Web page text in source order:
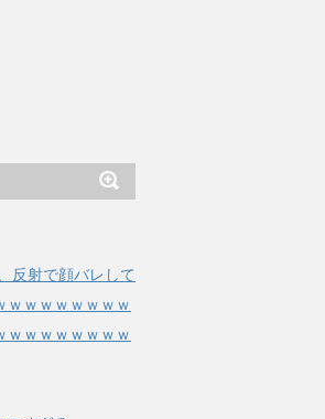
反射で顔バレして
ｗｗｗｗｗｗｗｗ
ｗｗｗｗｗｗｗｗ